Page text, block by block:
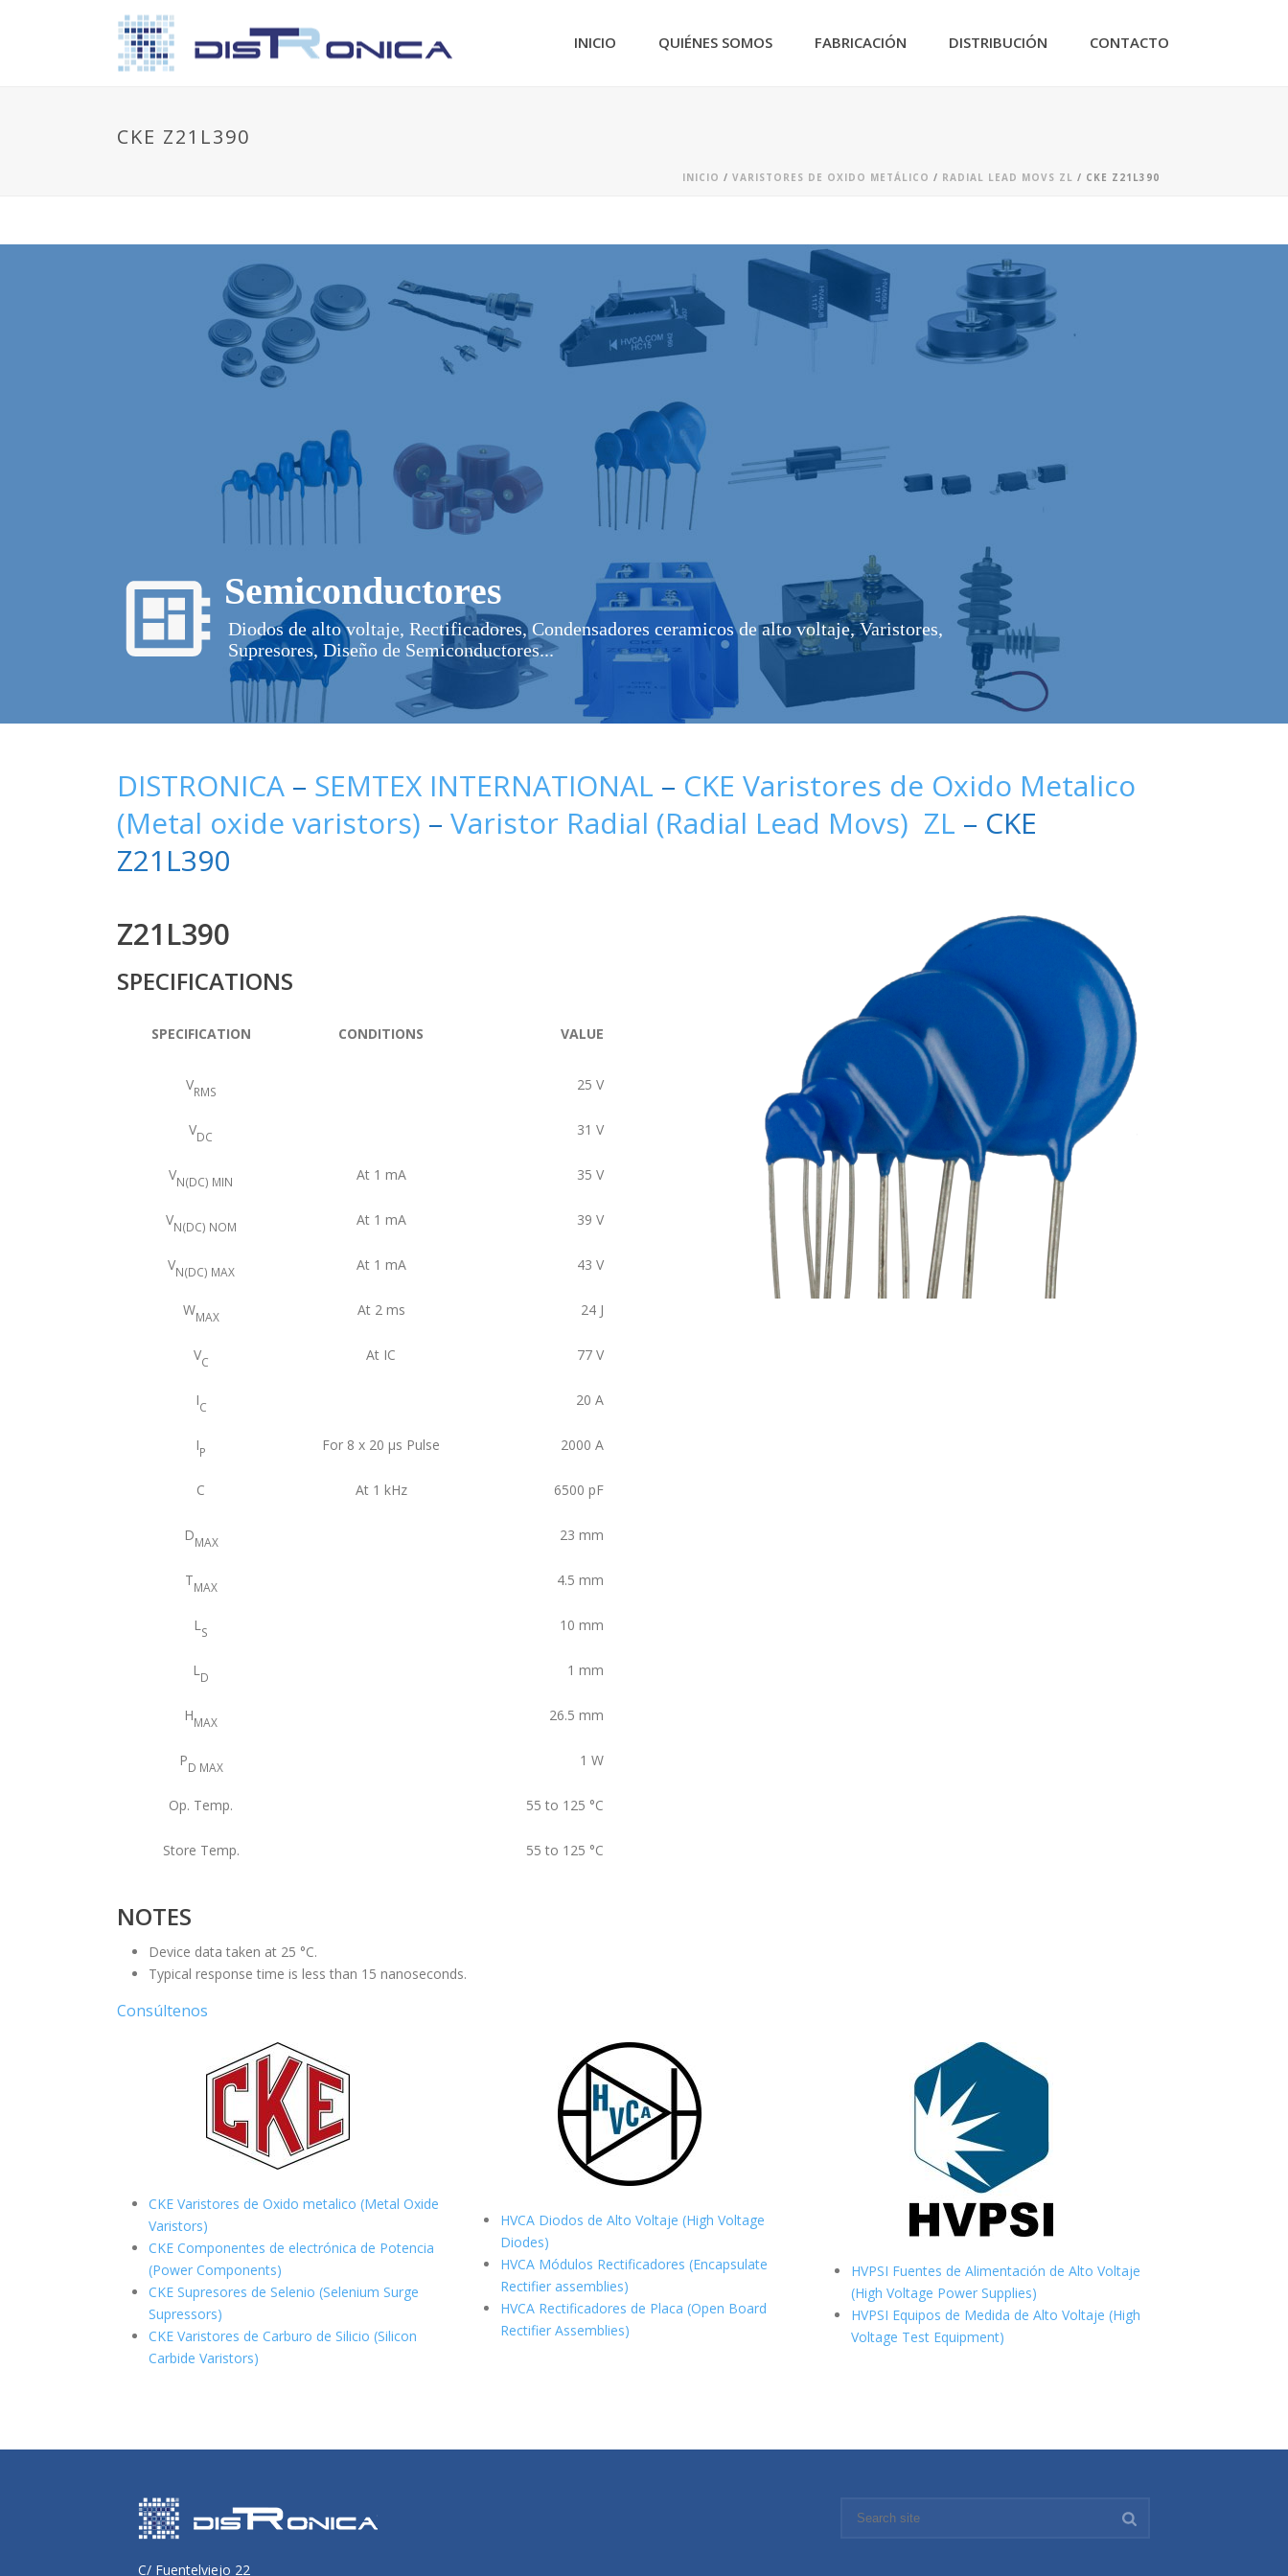
INICIO QUIÉNES SOMOS FABRICACIÓN DISTRIBUCIÓN CONTACTO
CKE Z21L390
INICIO / VARISTORES DE OXIDO METÁLICO / RADIAL LEAD MOVS ZL / CKE Z21L390
Semiconductores
Diodos de alto voltaje, Rectificadores, Condensadores ceramicos de alto voltaje, Varistores,
Supresores, Diseño de Semiconductores...
DISTRONICA – SEMTEX INTERNATIONAL – CKE Varistores de Oxido Metalico
(Metal oxide varistors) – Varistor Radial (Radial Lead Movs) ZL – CKE
Z21L390
Z21L390
SPECIFICATIONS
SPECIFICATION CONDITIONS VALUE
VRMS 25 V
VDC 31 V
VN(DC) MIN At 1 mA 35 V
VN(DC) NOM At 1 mA 39 V
VN(DC) MAX At 1 mA 43 V
WMAX At 2 ms 24 J
VC At IC 77 V
IC 20 A
IP For 8 x 20 μs Pulse 2000 A
C At 1 kHz 6500 pF
DMAX 23 mm
TMAX 4.5 mm
LS 10 mm
LD 1 mm
HMAX 26.5 mm
PD MAX 1 W
Op. Temp. 55 to 125 °C
Store Temp. 55 to 125 °C
NOTES
Device data taken at 25 °C.
Typical response time is less than 15 nanoseconds.
Consúltenos
CKE Varistores de Oxido metalico (Metal Oxide
Varistors)
CKE Componentes de electrónica de Potencia
(Power Components)
CKE Supresores de Selenio (Selenium Surge
Supressors)
CKE Varistores de Carburo de Silicio (Silicon
Carbide Varistors)
HVCA Diodos de Alto Voltaje (High Voltage
Diodes)
HVCA Módulos Rectificadores (Encapsulate
Rectifier assemblies)
HVCA Rectificadores de Placa (Open Board
Rectifier Assemblies)
HVPSI Fuentes de Alimentación de Alto Voltaje
(High Voltage Power Supplies)
HVPSI Equipos de Medida de Alto Voltaje (High
Voltage Test Equipment)
C/ Fuentelviejo 22